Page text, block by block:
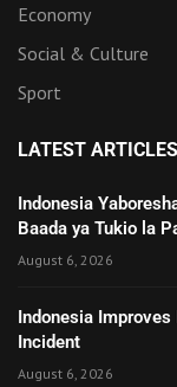
Economy
Social & Culture
Sport
LATEST ARTICLES
Indonesia
Baada ya Tukio la
August 6, 2026
Indonesia
Incident
August 6, 2026